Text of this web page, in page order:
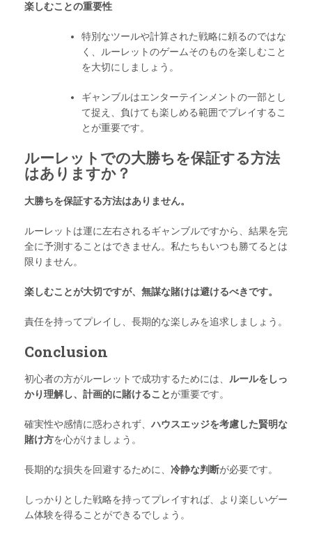
楽しむことの重要性
特別なツールや計算された戦略に頼るのではな
く、ルーレットのゲームそのものを楽しむこと
を大切にしましょう。
ギャンブルはエンターテインメントの一部とし
て捉え、負けても楽しめる範囲でプレイするこ
とが重要です。
ルーレットでの大勝ちを保証する方法
はありますか？
大勝ちを保証する方法はありません。
ルーレットは運に左右されるギャンブルですから、結果を完
全に予測することはできません。私たちもいつも勝てるとは
限りません。
楽しむことが大切ですが、無謀な賭けは避けるべきです。
責任を持ってプレイし、長期的な楽しみを追求しましょう。
Conclusion
初心者の方がルーレットで成功するためには、 ルールをしっ
かり理解し、計画的に賭けることが重要です。
確実性や感情に惑わされず、 ハウスエッジを考慮した賢明な
賭け方を心がけましょう。
長期的な損失を回避するために、 冷静な判断が必要です。
しっかりとした戦略を持ってプレイすれば、より楽しいゲー
ム体験を得ることができるでしょう。